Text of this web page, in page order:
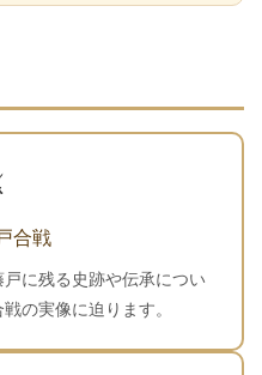
合戦
に残る史跡や伝承につい
の実像に迫ります。